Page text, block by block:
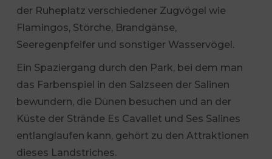
der Ruheplatz verschiedener Zugvögel wie
Flamingos, Störche, Brandgänse,
Seeregenpfeifer und sonstiger Wasservögel.
Ein Spaziergang durch den Park, bei dem man
das Farbenspiel in den Salzseen der Salinen
bewundern, die Dünen besuchen und an der
Küste der Strände Es Cavallet und Ses Salines
entlanglaufen kann, gehört zu den Attraktionen
dieses Landstriches.